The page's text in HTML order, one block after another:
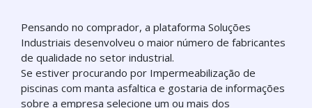
Pensando no comprador, a plataforma Soluções
Industriais desenvolveu o maior número de fabricantes
de qualidade no setor industrial.
Se estiver procurando por Impermeabilização de
piscinas com manta asfaltica e gostaria de informações
sobre a empresa selecione um ou mais dos